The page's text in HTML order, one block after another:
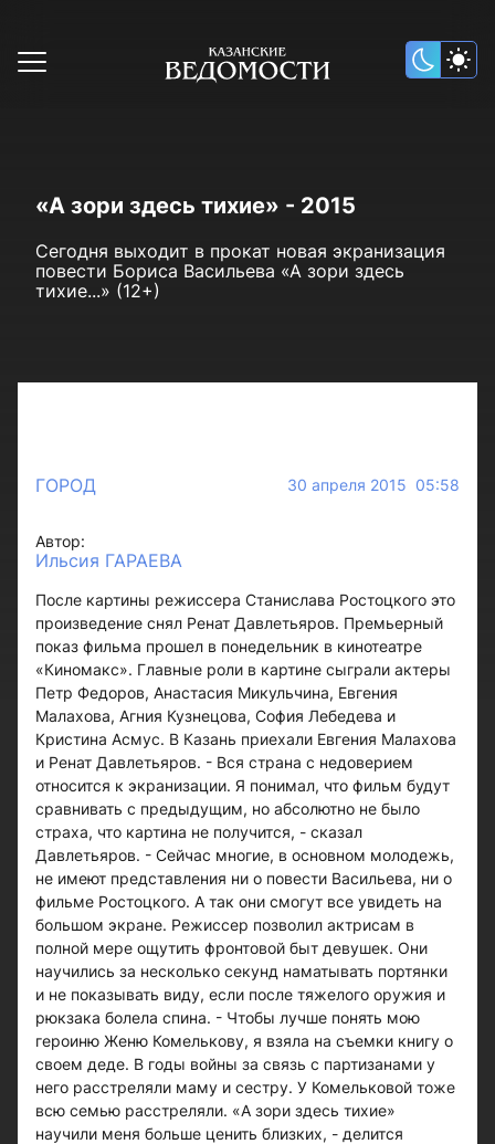
«А зори здесь тихие» - 2015
Сегодня выходит в прокат новая экранизация
повести Бориса Васильева «А зори здесь
тихие...» (12+)
ГОРОД 30 апреля 2015 05:58
Автор:
Ильсия ГАРАЕВА
После картины режиссера Станислава Ростоцкого это
произведение снял Ренат Давлетьяров. Премьерный
показ фильма прошел в понедельник в кинотеатре
«Киномакс». Главные роли в картине сыграли актеры
Петр Федоров, Анастасия Микульчина, Евгения
Малахова, Агния Кузнецова, София Лебедева и
Кристина Асмус. В Казань приехали Евгения Малахова
и Ренат Давлетьяров. - Вся страна с недоверием
относится к экранизации. Я понимал, что фильм будут
сравнивать с предыдущим, но абсолютно не было
страха, что картина не получится, - сказал
Давлетьяров. - Сейчас многие, в основном молодежь,
не имеют представления ни о повести Васильева, ни о
фильме Ростоцкого. А так они смогут все увидеть на
большом экране. Режиссер позволил актрисам в
полной мере ощутить фронтовой быт девушек. Они
научились за несколько секунд наматывать портянки
и не показывать виду, если после тяжелого оружия и
рюкзака болела спина. - Чтобы лучше понять мою
героиню Женю Комелькову, я взяла на съемки книгу о
своем деде. В годы войны за связь с партизанами у
него расстреляли маму и сестру. У Комельковой тоже
всю семью расстреляли. «А зори здесь тихие»
научили меня больше ценить близких, - делится